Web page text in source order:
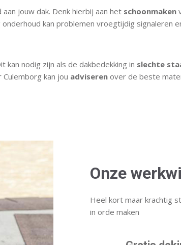
jouw dak. Denk hierbij aan het schoonmaken
kan problemen vroegtijdig signaleren
kan nodig zijn als de dakbedekking in slechte
kan jou adviseren over de beste
Onze
Heel kort maar krachtig
in orde maken